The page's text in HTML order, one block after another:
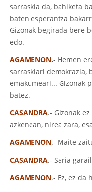
sarraskia da, bahiketa
baten esperantza
Gizonak begirada bere
edo.
AGAMENON.- Hemen
sarraskiari demokrazia,
emakumeari... Gizonak
batez.
CASANDRA.- Gizonak
azkenean, nirea zara,
AGAMENON.- Maite
CASANDRA.- Saria
AGAMENON.- Ez, ez da